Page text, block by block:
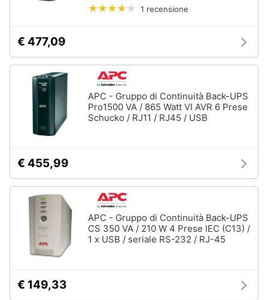
1 recensione
€ 477,09
APC - Gruppo di Continuità Back-UPS
Pro1500 VA / 865 Watt VI AVR 6 Prese
Schucko / RJ11 / RJ45 / USB
€ 455,99
APC - Gruppo di Continuità Back-UPS
CS 350 VA / 210 W 4 Prese IEC (C13) /
1 x USB / seriale RS-232 / RJ-45
€ 149,33